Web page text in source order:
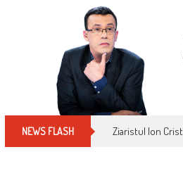
NEWS FLASH Ziaristul Ion